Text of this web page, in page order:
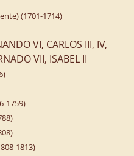
Carlos III ( Pretendiente) (1701-1714)
VI, CARLOS III, IV,
VII, ISABEL II
1759)
1813)